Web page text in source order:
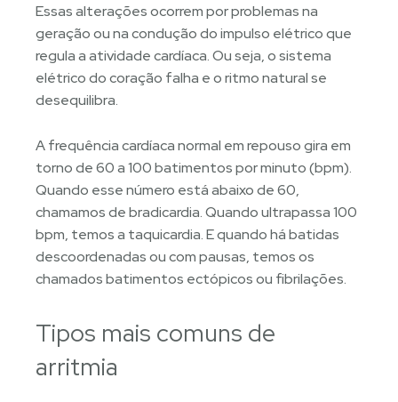
Essas alterações ocorrem por problemas na
geração ou na condução do impulso elétrico que
regula a atividade cardíaca. Ou seja, o sistema
elétrico do coração falha e o ritmo natural se
desequilibra.
A frequência cardíaca normal em repouso gira em
torno de 60 a 100 batimentos por minuto (bpm).
Quando esse número está abaixo de 60,
chamamos de bradicardia. Quando ultrapassa 100
bpm, temos a taquicardia. E quando há batidas
descoordenadas ou com pausas, temos os
chamados batimentos ectópicos ou fibrilações.
Tipos mais comuns de
arritmia